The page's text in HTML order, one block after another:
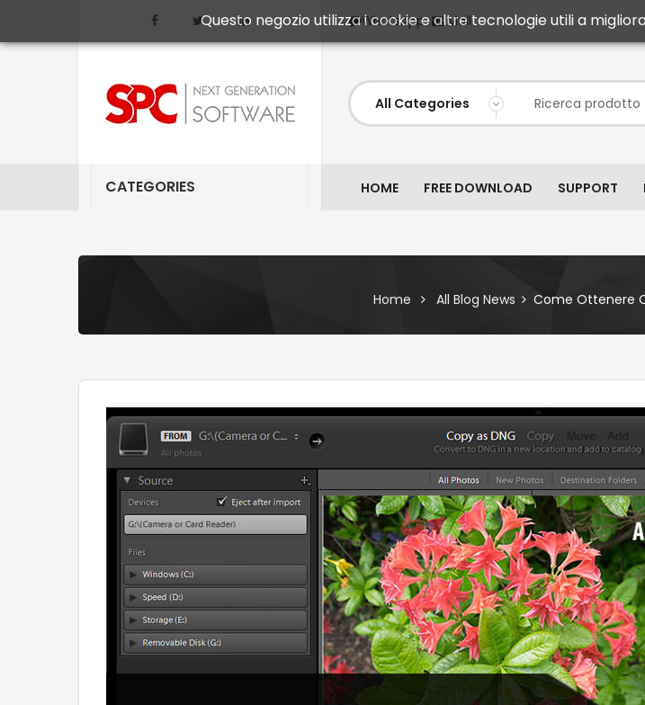
WhatsApp Mail
CATEGORIES HOME FREE DOWNLOAD SUPPORT
Home All Blog News Come Ottenere
Questo negozio utilizza i cookie e altre tecnologie utili a